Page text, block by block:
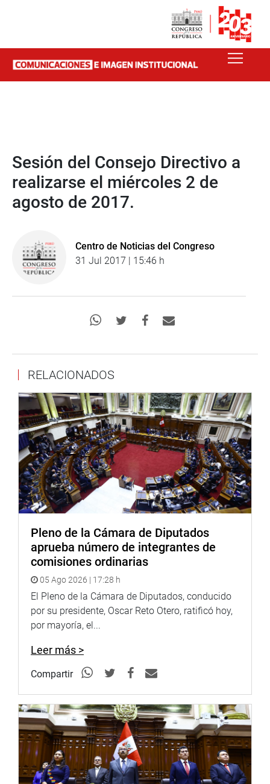
Sesión del Consejo Directivo a
realizarse el miércoles 2 de
agosto de 2017.
Centro de Noticias del Congreso
31 Jul 2017 | 15:46 h
RELACIONADOS
Pleno de la Cámara de Diputados
aprueba número de integrantes de
comisiones ordinarias
05 Ago 2026 | 17:28 h
El Pleno de la Cámara de Diputados, conducido
por su presidente, Oscar Reto Otero, ratificó hoy,
por mayoría, el...
Leer más >
Compartir